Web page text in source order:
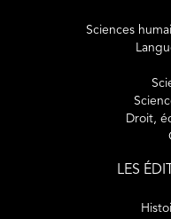
Sciences
Droit,
LES